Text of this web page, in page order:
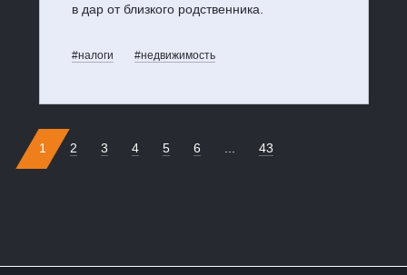
в дар от близкого родственника.
#налоги #недвижимость
1 2 3 4 5 6 ... 43